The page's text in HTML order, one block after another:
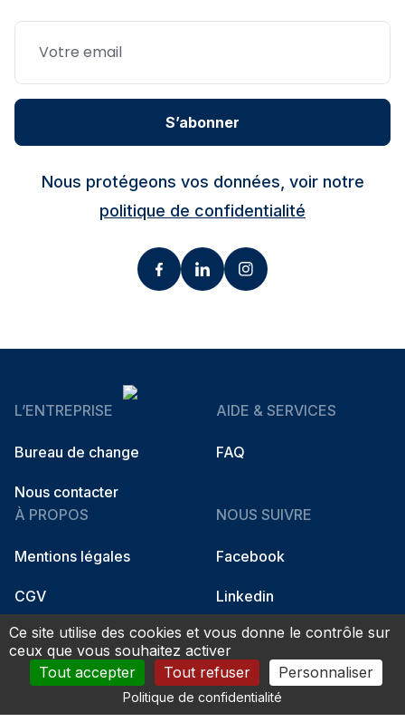
S’abonner
Nous protégeons vos données, voir notre
politique de confidentialité
L’ENTREPRISE
Bureau de change
Nous contacter
AIDE & SERVICES
FAQ
À PROPOS
Mentions légales
CGV
NOUS SUIVRE
Facebook
Linkedin
Instagram
© 2026 Fidso Change. All rights reserved.
Ce site utilise des cookies et vous donne le contrôle sur
ceux que vous souhaitez activer
Tout accepter
Tout refuser Personnaliser
Politique de confidentialité